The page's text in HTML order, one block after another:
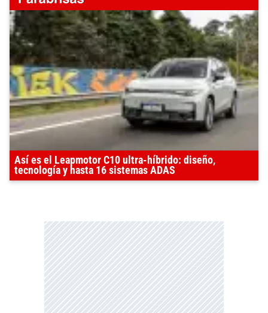
Así es el Leapmotor C10 ultra-híbrido: diseño,
tecnología y hasta 16 sistemas ADAS